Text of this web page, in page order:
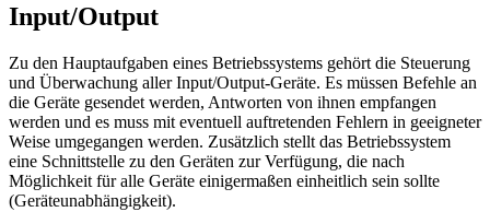
Input/Output
Zu den Hauptaufgaben eines Betriebssystems gehört die Steuerung
und Überwachung aller Input/Output-Geräte. Es müssen Befehle an
die Geräte gesendet werden, Antworten von ihnen empfangen
werden und es muss mit eventuell auftretenden Fehlern in geeigneter
Weise umgegangen werden. Zusätzlich stellt das Betriebssystem
eine Schnittstelle zu den Geräten zur Verfügung, die nach
Möglichkeit für alle Geräte einigermaßen einheitlich sein sollte
(Geräteunabhängigkeit).